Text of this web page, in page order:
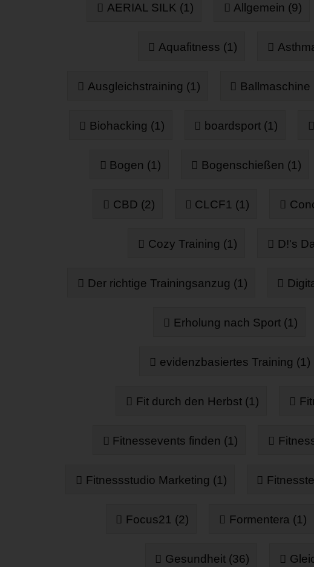
AERIAL SILK (1) Allgemein (9)
Aquafitness (1)
Ausgleichstraining (1) Ballmaschine
Biohacking (1) boardsport (1)
Bogen (1) Bogenschießen (1)
CBD (2) CLCF1 (1)
Cozy Training (1) D!'s
Der richtige Trainingsanzug (1)
Erholung nach Sport (1)
evidenzbasiertes Training (1)
Fit durch den Herbst (1)
Fitnessevents finden (1)
Fitnessstudio Marketing (1)
Focus21 (2) Formentera (1)
Gesundheit (36)